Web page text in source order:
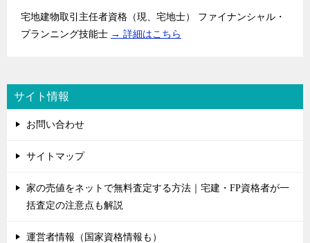
宅地建物取引主任者資格（現、宅地士） ファイナンシャル・
プランニング技能士 → 詳細はこちら
サイト情報
お問い合わせ
サイトマップ
家の売値をネットで無料査定する方法｜宅建・FP資格者が一
括査定の注意点も解説
運営者情報（国家資格情報も）